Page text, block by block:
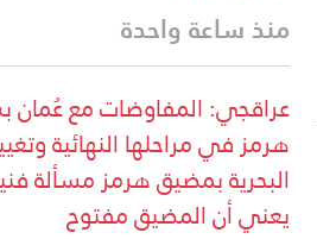
منذ ساعة واحدة
عراقجي: المفاوضات مع
هرمز في مراحلها النهائية
البحرية بمضيق هرمز مسألة
يعني أن المضيق مفتوح